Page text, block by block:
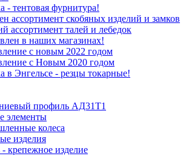
- тентовая фурнитура!
ассортимент скобяных изделий и замков
ассортимент талей и лебедок
в наших магазинах!
с новым 2022 годом
с Новым 2020 годом
в Энгельсе - резцы токарные!
профиль АД31Т1
элементы
колеса
изделия
крепежное изделие